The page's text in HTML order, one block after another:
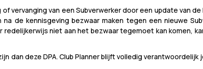
vervanging van een Subverwerker door een update van
de kennisgeving bezwaar maken tegen een nieuwe
niet aan het bezwaar tegemoet kan komen,
dan deze DPA. Club Planner blijft volledig verantwoordelijk